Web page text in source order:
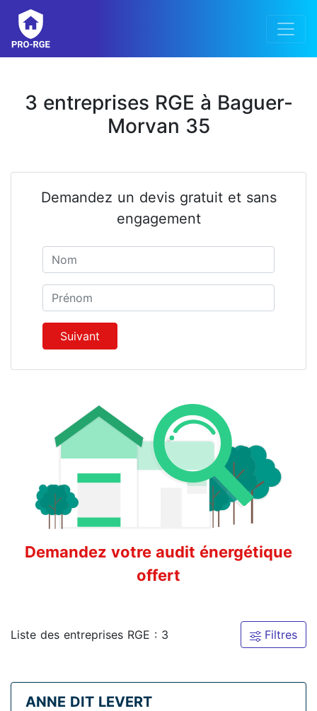
3 entreprises RGE à Baguer-
Morvan 35
Demandez un devis gratuit et sans
engagement
Prénom
Suivant
Demandez votre audit énergétique
offert
Liste des entreprises RGE : 3 Filtres
ANNE DIT LEVERT